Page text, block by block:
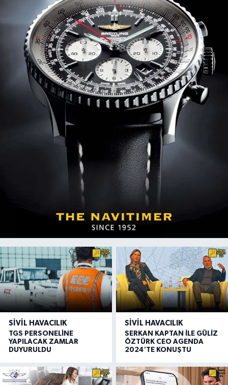
SIVIL HAVACILIK
TGS PERSONELİNE
YAPILACAK ZAMLAR
DUYURULDU
SIVIL HAVACILIK
SERKAN KAPTAN İLE GÜLİZ
ÖZTÜRK CEO AGENDA
2024'TE KONUŞTU